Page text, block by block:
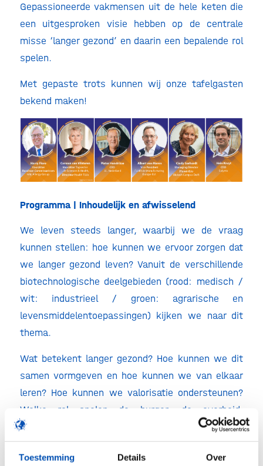
Toestemming Details Over
Gepassioneerde vakmensen uit de hele keten die
een uitgesproken visie hebben op de centrale
misse ‘langer gezond’ en daarin een bepalende rol
spelen.
Met gepaste trots kunnen wij onze tafelgasten
bekend maken!
Programma | Inhoudelijk en afwisselend
We leven steeds langer, waarbij we de vraag
kunnen stellen: hoe kunnen we ervoor zorgen dat
we langer gezond leven? Vanuit de verschillende
biotechnologische deelgebieden (rood: medisch /
wit: industrieel / groen: agrarische en
levensmiddelentoepassingen) kijken we naar dit
thema.
Wat betekent langer gezond? Hoe kunnen we dit
samen vormgeven en hoe kunnen we van elkaar
leren? Hoe kunnen we valorisatie ondersteunen?
Welke rol spelen de burger, de overheid,
samenwerkingspartners en de markt? Wat
betekent dit voor de branche, voor vastgoed en
voor de manier waarop we projecten realiseren?